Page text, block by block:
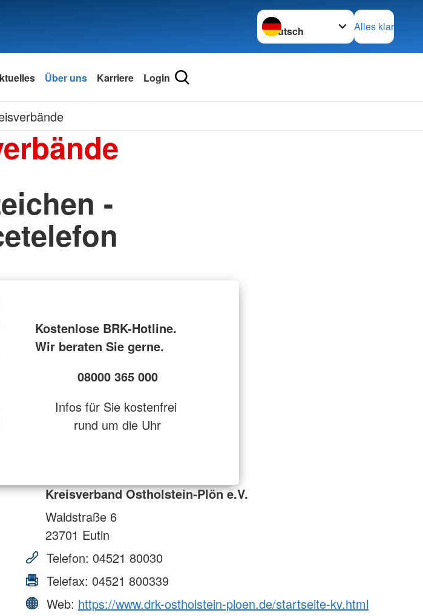
Sprache wechseln zu
Alles klar
Über uns Karriere Login
-
Kostenlose BRK-Hotline.
Wir beraten Sie gerne.
08000 365 000
Infos für Sie kostenfrei
rund um die Uhr
Kreisverband Ostholstein-Plön e.V.
Waldstraße 6
23701 Eutin
Telefon: 04521 80030
Telefax: 04521 800339
Web: https://www.drk-ostholstein-ploen.de/startseite-kv.html